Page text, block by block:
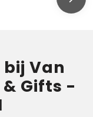
bij Van
Gifts -